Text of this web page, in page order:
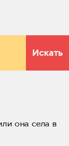
Искать
она села в